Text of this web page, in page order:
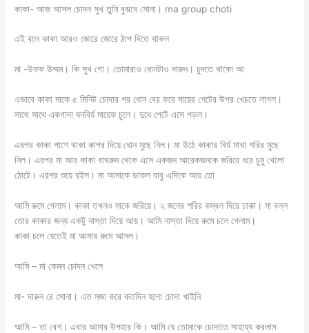
কাকা- আজ আসল চোদন সুখ তুমি বুঝবে সোনা। ma group choti
এই বলে কাকা আরও জোরে জোরে ঠাপ দিতে থাকল
মা -উফফ উম্মম। কি সুখ গো। তোমারাও ধোনটাও দারুন। চুদতে থাকো আ
এভাবে কাকা মাকে ৫ মিনিট চোদার পর ধোন বের করে মায়ের পেটের উপর খেচতে লাগল।
সাথে সাথে একগাদা ঘনবির্য মায়েফ চুলে। দুধে পেটে এসে পড়ল।
এরপর কাকা পাশে থাকা কাপর দিয়ে ধোন মুছে নিল। মা উঠে কাকার বির্য মাখা শরির মুছে
নিল। এরপর মা আর কাকা বাথরুম থেকে এসে একজন আরেকজনকে জরিয়ে ধরে চুমু খেলো
ঠোটে। এরপর শুয়ে রইল। মা আমাকে ডাকল বাবু এদিকে আয় তো
আমি রুমে গেলাম। কাকা তখনও মাকে জরিয়ে। ২ জনের শরির কম্বল দিয়ে ঢাকা। মা বল্ল
তোর কাকার জন্য একটু নাস্তা দিয়ে আয়। আমি নাস্তা দিয়ে রুমে চলে গেলাম।
কাকা চলে যেতেই মা আমার রুমে আসল।
আমি – মা কেমন চোদন খেলে
মা- দারুন রে সোনা। এত মজা করে কতদিন হলো চোদা খাইনি
আমি – তা বেশ। এবার আমার উপহার কি। আমি যে তোমাকে চোদাতে সাহায্য করলাম